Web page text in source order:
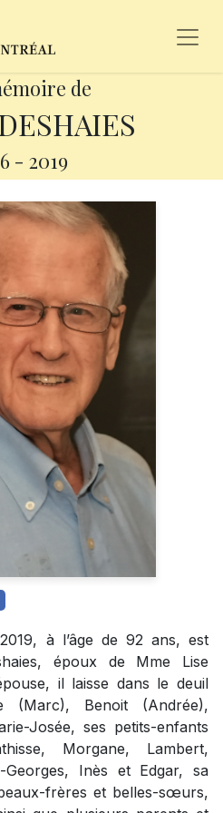
de
- 2019
à l’âge de 92 ans, est
époux de Mme Lise
il laisse dans le deuil
(Marc), Benoit (Andrée),
Josée, ses petits-enfants
Morgane, Lambert,
Georges, Inès et Edgar, sa
frères et belles-sœurs,